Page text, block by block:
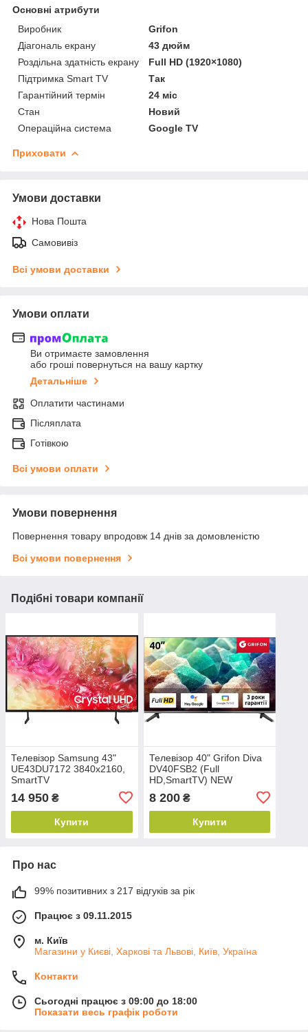
Основні атрибути
Виробник
Grifon
Діагональ екрану
43 дюйм
Роздільна здатність екрану
Full HD (1920×1080)
Підтримка Smart TV
Так
Гарантійний термін
24 міс
Стан
Новий
Операційна система
Google TV
Приховати
Умови доставки
Нова Пошта
Самовивіз
Всі умови доставки
Умови оплати
Ви отримаєте замовлення
або гроші повернуться на вашу картку
Детальніше
Оплатити частинами
Післяплата
Готівкою
Всі умови оплати
Умови повернення
Повернення товару впродовж 14 днів за домовленістю
Всі умови повернення
Подібні товари компанії
Телевізор Samsung 43"
UE43DU7172 3840x2160,
SmartTV
14 950 ₴
Купити
Телевізор 40" Grifon Diva
DV40FSB2 (Full
HD,SmartTV) NEW
8 200₴
Купити
Про нас
99% позитивних з 217 відгуків за рік
Працює з 09.11.2015
м. Київ
Магазини у Києві, Харкові та Львові, Київ, Україна
Контакти
Сьогодні працює з 09:00 до 18:00
Показати весь графік роботи